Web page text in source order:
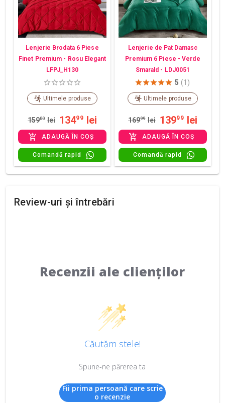
Lenjerie Brodata 6 Piese
Finet Premium - Rosu Elegant
LFPJ_H130
Ultimele produse
15900 lei 13499 lei
ADAUGĂ ÎN COȘ
Comandă rapid
Lenjerie de Pat Damasc
Premium 6 Piese - Verde
Smarald - LDJ0051
5 (1)
Ultimele produse
16999 lei 13999 lei
ADAUGĂ ÎN COȘ
Comandă rapid
Review-uri și întrebări
Recenzii ale clienților
Căutăm stele!
Spune-ne părerea ta
Fii prima persoană care scrie
o recenzie